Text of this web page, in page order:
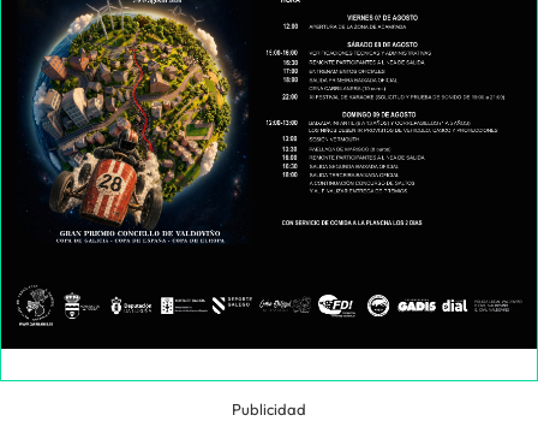
Publicidad